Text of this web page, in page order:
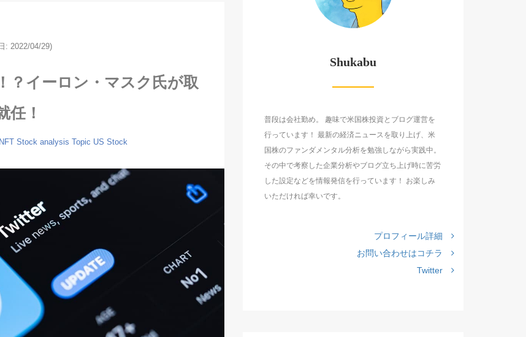
: 2022/04/29)
？イーロン・マスク氏が取
任！
NFT Stock analysis Topic US Stock
Shukabu
普段は会社勤め。 趣味で米国株投資とブログ運営を
行っています！ 最新の経済ニュースを取り上げ、米
国株のファンダメンタル分析を勉強しながら実践中。
その中で考察した企業分析やブログ立ち上げ時に苦労
した設定などを情報発信を行っています！ お楽しみ
いただければ幸いです。
プロフィール詳細
お問い合わせはコチラ
Twitter